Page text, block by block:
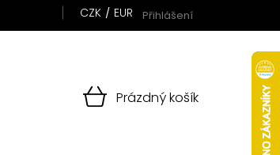
CZK EUR Přihlášení
NÁKUPNÍ
Prázdný košík